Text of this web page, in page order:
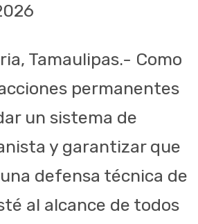
Tamaulipas.- Como
permanentes
un sistema de
y garantizar que
defensa técnica de
al alcance de todos